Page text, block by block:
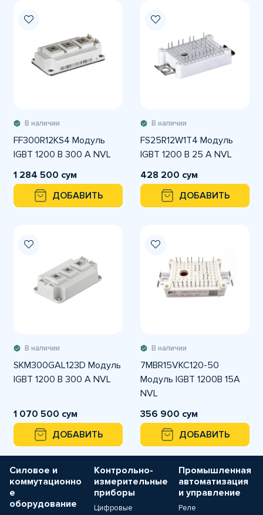
В наличии
FF300R12KS4 Модуль
IGBT 1200 В 300 A NVL
1 284 500 сум
ДОБАВИТЬ
В наличии
FS25R12W1T4 Модуль
IGBT 1200 В 25 А NVL
428 200 сум
ДОБАВИТЬ
В наличии
SKM300GAL123D Модуль
IGBT 1200 В 300 A NVL
1 070 500 сум
ДОБАВИТЬ
В наличии
7MBR15VKC120-50
Модуль IGBT 1200В 15А
NVL
356 900 сум
ДОБАВИТЬ
Силовое и
коммутационно
е
оборудование
Контрольно-
измерительные
приборы
Цифровые
Промышленная
автоматизация
и управление
Реле